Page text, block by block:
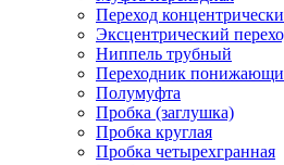
Переход
Эксцентрический
Ниппель трубный
Переходник
Полумуфта
Пробка (заглушка)
Пробка круглая
Пробка четырехгранная